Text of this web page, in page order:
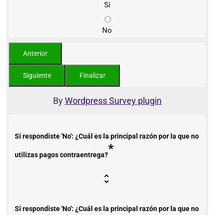
Sí
No
ByWordpress Survey plugin
Si respondiste 'No': ¿Cuál es la principal razón por la que no
utilizas pagos contraentrega?*
Si respondiste 'No': ¿Cuál es la principal razón por la que no